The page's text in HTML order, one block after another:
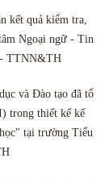
kết quả kiểm tra,
Ngoại ngữ - Tin
- TTNN&TH
và Đào tạo đã tổ
trong thiết kế kế
tại trường Tiểu